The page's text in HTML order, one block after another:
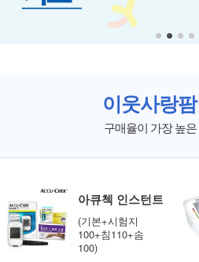
이웃사랑
구매율이 가장 높
아큐첵 인스턴트 혈당
(기본+시험지
100+침110+솜
100)